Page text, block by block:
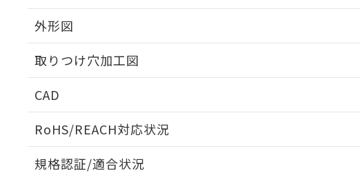
外形図
取りつけ穴加工図
CAD
RoHS/REACH対応状況
規格認証/適合状況